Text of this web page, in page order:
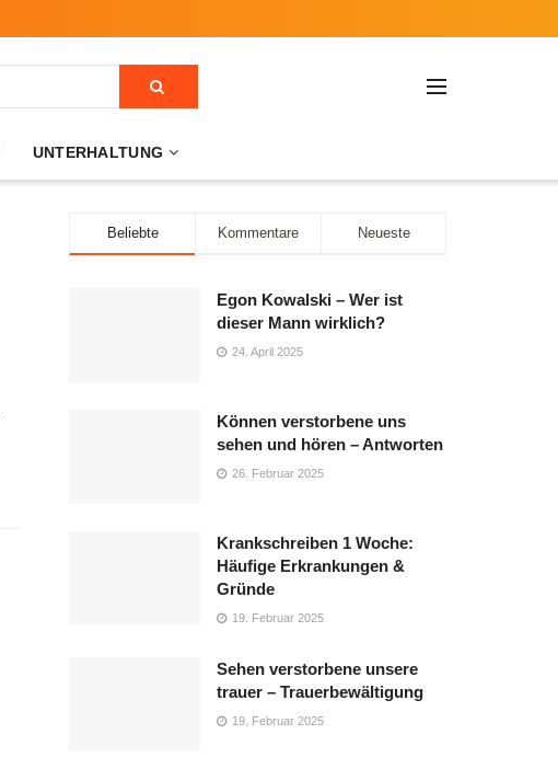
UNTERHALTUNG
Beliebte Kommentare Neueste
Egon Kowalski – Wer ist
dieser Mann wirklich?
24. April 2025
Können verstorbene uns
sehen und hören – Antworten
26. Februar 2025
Krankschreiben 1 Woche:
Häufige Erkrankungen &
Gründe
19. Februar 2025
Sehen verstorbene unsere
trauer – Trauerbewältigung
19. Februar 2025